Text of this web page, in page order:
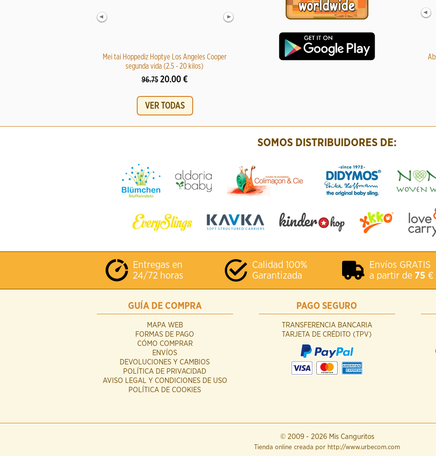
Mei tai Hoppediz Hoptye Los Angeles Cooper
segunda vida (2.5 - 20 kilos)
96.7520.00 €
Muselina 100% bambú Lennylamb white 120*120
Pack de 6
VER TODAS
SOMOS DISTRIBUIDORES DE:
Entregas en
24/72 horas
Calidad 100%
Garantizada
Envíos GRATIS
a partir de 75 €
GUÍA DE COMPRA
MAPA WEB
FORMAS DE PAGO
CÓMO COMPRAR
ENVÍOS
DEVOLUCIONES Y CAMBIOS
POLÍTICA DE PRIVACIDAD
AVISO LEGAL Y CONDICIONES DE USO
POLÍTICA DE COOKIES
PAGO SEGURO
TRANSFERENCIA BANCARIA
TARJETA DE CRÉDITO (TPV)
© 2009 - 2026 Mis Canguritos
Tienda online creada por http://www.urbecom.com